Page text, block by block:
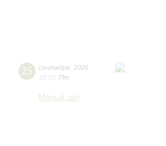
25 сентября 2026
19:00 Пт
Малый зал